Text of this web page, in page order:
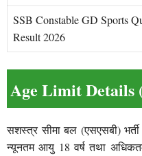
SSB Constable GD Sports
Result 2026
Age Limit Details
सशस्त्र सीमा बल (एसएसबी)
न्यूनतम आयु 18 वर्ष तथा